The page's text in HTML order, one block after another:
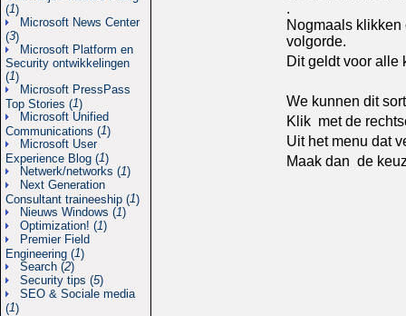
(1)
Microsoft News Center
(3)
Microsoft Platform en
Security ontwikkelingen
(1)
Microsoft PressPass
Top Stories (1)
Microsoft Unified
Communications (1)
Microsoft User
Experience Blog (1)
Netwerk/networks (1)
Next Generation
Consultant traineeship (1)
Nieuws Windows (1)
Optimization! (1)
Premier Field
Engineering (1)
Search (2)
Security tips (5)
SEO & Sociale media
(1)
.
Nogmaals
volgorde.
Dit geldt voor alle
We kunnen dit
Klik met de
Uit het menu dat
Maak dan de